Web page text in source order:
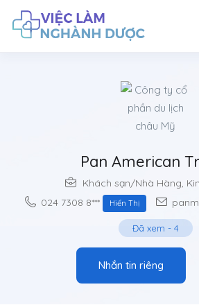
Pan American
Khách sạn/Nhà Hàng,
024 7308 8***
Hiển Thị
Đã xem - 4
Nhắn tin riêng